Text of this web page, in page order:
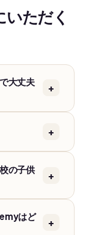
ただく
大丈夫
+
+
の子供
+
はど
+